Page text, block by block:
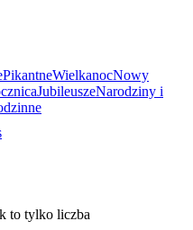
PikantneWielkanocNowy
JubileuszeNarodziny i
to tylko liczba